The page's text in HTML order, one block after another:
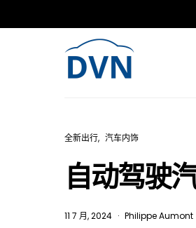
全新出行 汽车内饰
自动驾驶
11 7 月, 2024 Philippe Aumont